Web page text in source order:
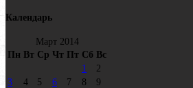
Календарь
Март 2014
Пн Вт Ср Чт Пт Сб Вс
1
2
3
4 5 6 7 8 9